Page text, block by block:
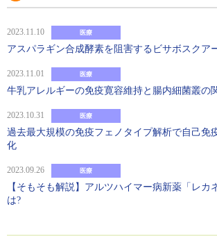
2023.11.10 医療
アスパラギン合成酵素を阻害するビサボスクア
2023.11.01 医療
牛乳アレルギーの免疫寛容維持と腸内細菌叢の
2023.10.31 医療
過去最大規模の免疫フェノタイプ解析で自己免
化
2023.09.26 医療
【そもそも解説】アルツハイマー病新薬「レカ
は?